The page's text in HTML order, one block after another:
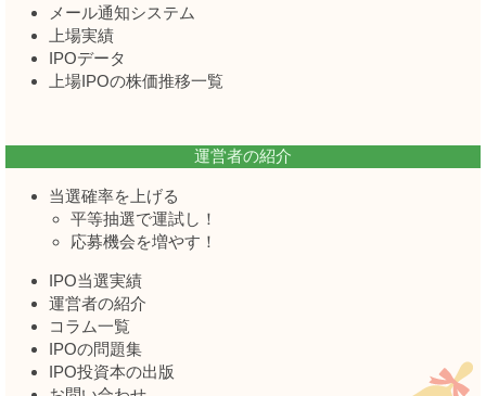
メール通知システム
上場実績
IPOデータ
上場IPOの株価推移一覧
運営者の紹介
当選確率を上げる
平等抽選で運試し！
応募機会を増やす！
IPO当選実績
運営者の紹介
コラム一覧
IPOの問題集
IPO投資本の出版